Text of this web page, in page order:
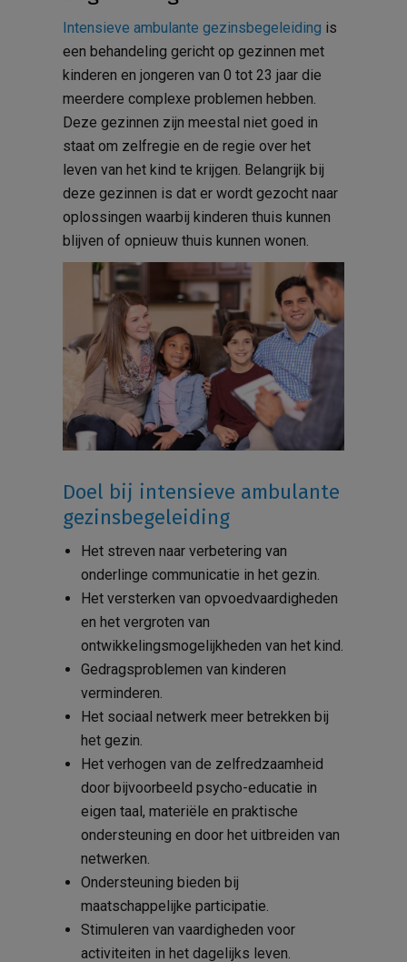
Intensieve ambulante gezinsbegeleiding is
een behandeling gericht op gezinnen met
kinderen en jongeren van 0 tot 23 jaar die
meerdere complexe problemen hebben.
Deze gezinnen zijn meestal niet goed in
staat om zelfregie en de regie over het
leven van het kind te krijgen. Belangrijk bij
deze gezinnen is dat er wordt gezocht naar
oplossingen waarbij kinderen thuis kunnen
blijven of opnieuw thuis kunnen wonen.
Doel bij intensieve ambulante
gezinsbegeleiding
Het streven naar verbetering van
onderlinge communicatie in het gezin.
Het versterken van opvoedvaardigheden
en het vergroten van
ontwikkelingsmogelijkheden van het kind.
Gedragsproblemen van kinderen
verminderen.
Het sociaal netwerk meer betrekken bij
het gezin.
Het verhogen van de zelfredzaamheid
door bijvoorbeeld psycho-educatie in
eigen taal, materiële en praktische
ondersteuning en door het uitbreiden van
netwerken.
Ondersteuning bieden bij
maatschappelijke participatie.
Stimuleren van vaardigheden voor
activiteiten in het dagelijks leven.